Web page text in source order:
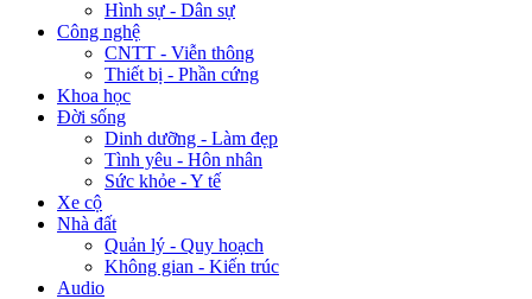
Hình sự - Dân sự
Công nghệ
CNTT - Viễn thông
Thiết bị - Phần cứng
Khoa học
Đời sống
Dinh dưỡng - Làm đẹp
Tình yêu - Hôn nhân
Sức khỏe - Y tế
Xe cộ
Nhà đất
Quản lý - Quy hoạch
Không gian - Kiến trúc
Audio